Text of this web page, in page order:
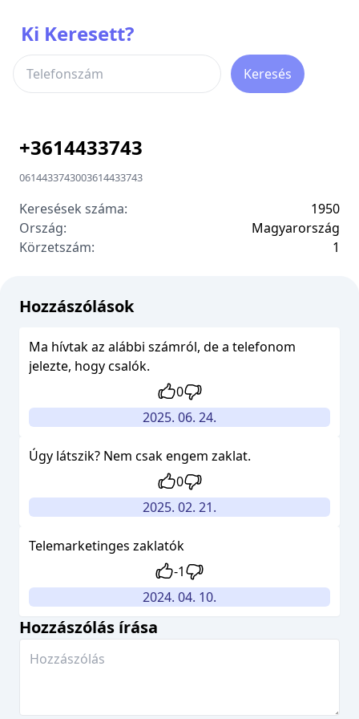
Ki Keresett?
Keresés
+3614433743
0614433743003614433743
Keresések száma:
1950
Ország:
Magyarország
Körzetszám:
1
Hozzászólás írása
Hozzászólások
Ma hívtak az alábbi számról, de a telefonom
jelezte, hogy csalók.
0
2025. 06. 24.
Úgy látszik? Nem csak engem zaklat.
0
2025. 02. 21.
Telemarketinges zaklatók
-1
2024. 04. 10.